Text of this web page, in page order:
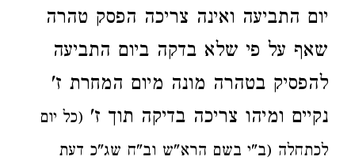
יום התביעה ואינה צריכה הפסק טהרה
שאף על פי שלא בדקה ביום התביעה
להפסיק בטהרה מונה מיום המחרת ז'
נקיים ומיהו צריכה בדיקה תוך ז' (כל יום
לכתחלה (ב"י בשם הרא"ש וב"ח שג"כ דעת